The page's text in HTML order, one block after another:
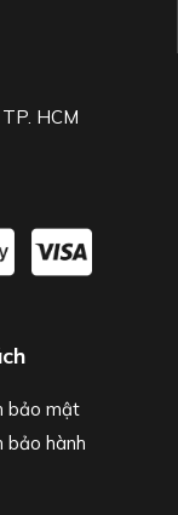
HCM
bảo mật
bảo hành